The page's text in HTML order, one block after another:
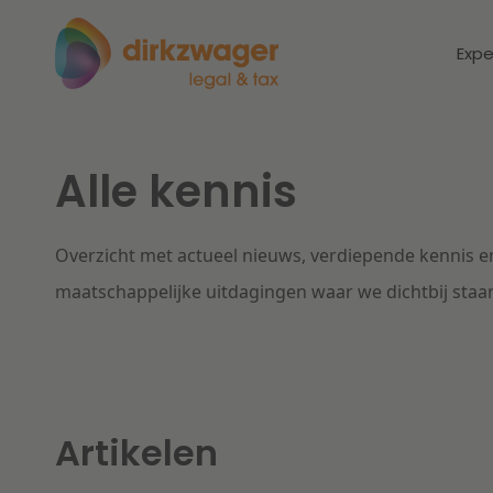
Expertises
Banking & Finance
Thema's
Dichtbij de
energietransitie
Alle kennis
Overzicht met actueel nieuws, verdiepende kennis
maatschappelijke uitdagingen waar we dichtbij
Artikelen